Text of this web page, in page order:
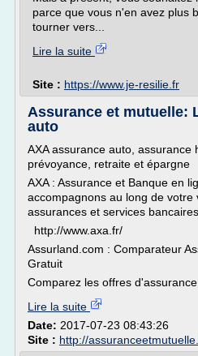
parce que vous n'en avez plus
tourner vers...
Lire la suite
Site : https://www.je-resilie.fr
Assurance et mutuelle:
auto
AXA assurance auto, assurance
prévoyance, retraite et épargne
AXA : Assurance et Banque en
accompagnons au long de votre
assurances et services
http://www.axa.fr/
Assurland.com : Comparateur
Gratuit
Comparez les offres
Lire la suite
Date: 2017-07-23 08:43:26
Site : http://